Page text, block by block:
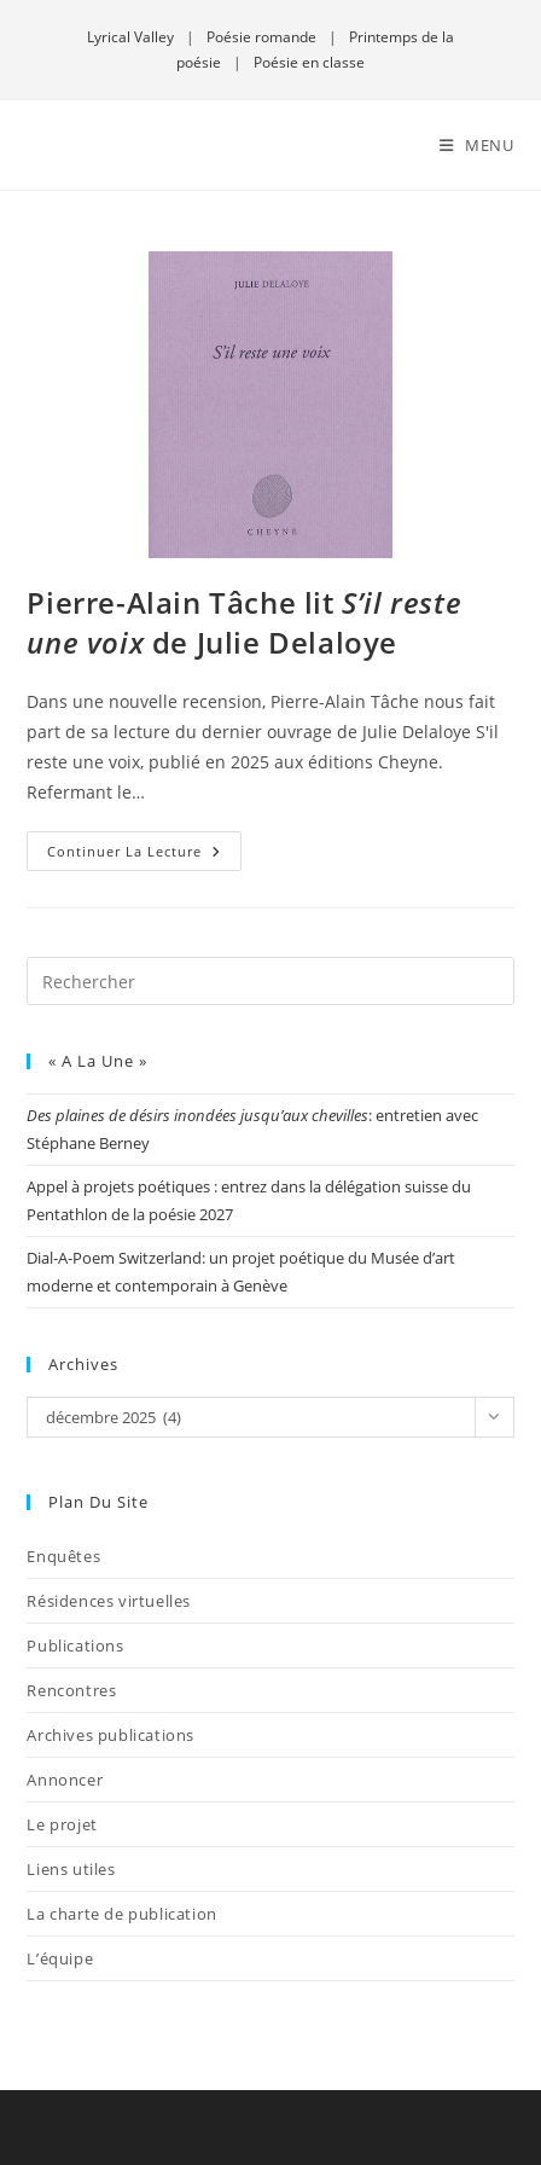
Lyrical Valley | Poésie romande |
Printemps de la
poésie
| Poésie en classe
MENU
Pierre-Alain Tâche litS’il reste
une voixde Julie Delaloye
Dans une nouvelle recension, Pierre-Alain Tâche nous fait
part de sa lecture du dernier ouvrage de Julie Delaloye S'il
reste une voix, publié en 2025 aux éditions Cheyne.
Refermant le…
Continuer La Lecture
« A La Une »
Des plaines de désirs inondées jusqu’aux chevilles: entretien avec
Stéphane Berney
Appel à projets poétiques : entrez dans la délégation suisse du
Pentathlon de la poésie 2027
Dial-A-Poem Switzerland: un projet poétique du Musée d’art
moderne et contemporain à Genève
Archives
décembre 2025 (4)
Plan Du Site
Enquêtes
Résidences virtuelles
Publications
Rencontres
Archives publications
Annoncer
Le projet
Liens utiles
La charte de publication
L’équipe